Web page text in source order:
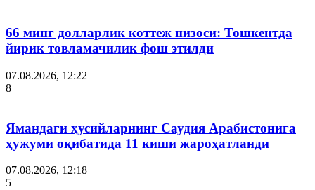
66 минг долларлик коттеж низоси: Тошкентда
йирик товламачилик фош этилди
07.08.2026, 12:22
8
Ямандаги ҳусийларнинг Саудия Арабистонига
ҳужуми оқибатида 11 киши жароҳатланди
07.08.2026, 12:18
5